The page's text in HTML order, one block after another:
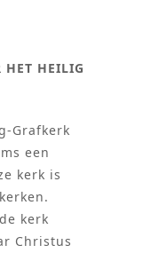
HET HEILIG
Grafkerk
een
kerk is
kerk
Christus